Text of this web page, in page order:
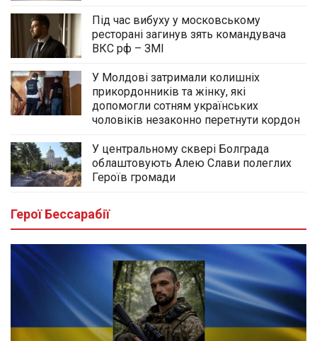
Під час вибуху у московському
ресторані загинув зять командувача
ВКС рф – ЗМІ
У Молдові затримали колишніх
прикордонників та жінку, які
допомогли сотням українських
чоловіків незаконно перетнути кордон
У центральному сквері Болграда
облаштовують Алею Слави полеглих
Героїв громади
Герої Бессарабії